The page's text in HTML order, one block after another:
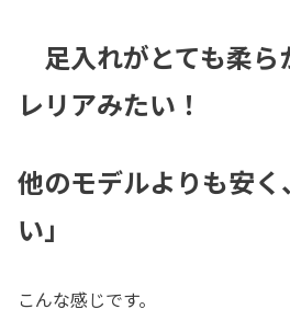
足入れがとても柔ら
レリアみたい！
他のモデルよりも安
い」
こんな感じです。